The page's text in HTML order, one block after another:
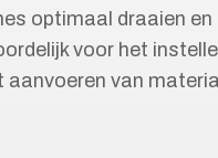
optimaal draaien
voor het
aanvoeren van